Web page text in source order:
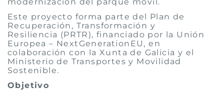
Este proyecto forma parte del Plan de
Recuperación, Transformación y
Resiliencia (PRTR), financiado por la Unión
Europea – NextGenerationEU, en
colaboración con la Xunta de Galicia y el
Ministerio de Transportes y Movilidad
Sostenible.
Objetivo